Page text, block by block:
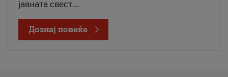
јавната свест...
Дознај повеќе